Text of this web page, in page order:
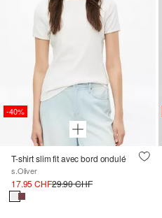
-40%
T-shirt slim fit avec bord ondulé
s.Oliver
17.95 CHF29.90 CHF